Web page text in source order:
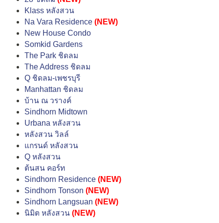
Klass หลังสวน
Na Vara Residence (NEW)
New House Condo
Somkid Gardens
The Park ชิดลม
The Address ชิดลม
Q ชิดลม-เพชรบุรี
Manhattan ชิดลม
บ้าน ณ วรางค์
Sindhorn Midtown
Urbana หลังสวน
หลังสวน วิลล์
แกรนด์ หลังสวน
Q หลังสวน
ต้นสน คอร์ท
Sindhorn Residence (NEW)
Sindhorn Tonson (NEW)
Sindhorn Langsuan (NEW)
นิมิต หลังสวน (NEW)